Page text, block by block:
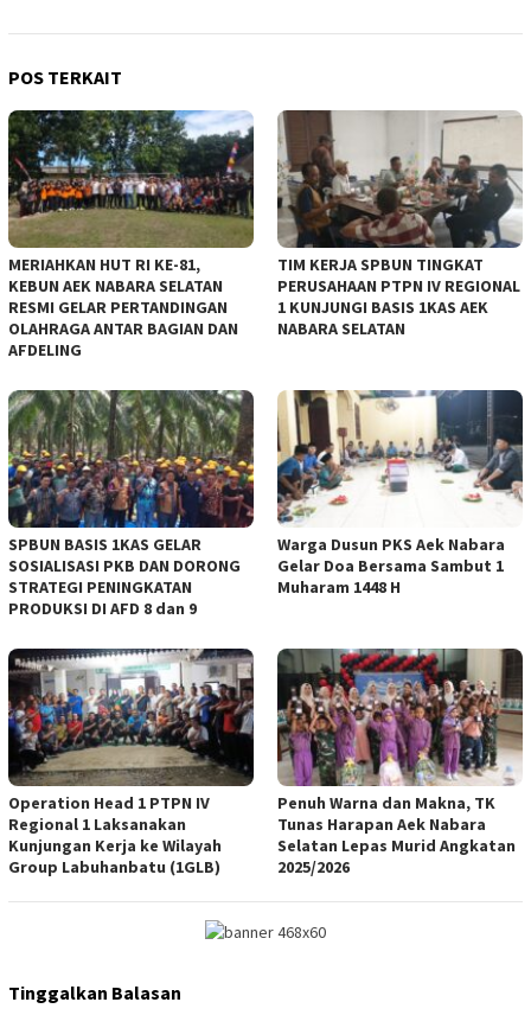
POS TERKAIT
MERIAHKAN HUT RI KE-81,
KEBUN AEK NABARA SELATAN
RESMI GELAR PERTANDINGAN
OLAHRAGA ANTAR BAGIAN DAN
AFDELING
TIM KERJA SPBUN TINGKAT
PERUSAHAAN PTPN IV REGIONAL
1 KUNJUNGI BASIS 1KAS AEK
NABARA SELATAN
‎SPBUN BASIS 1KAS GELAR
SOSIALISASI PKB DAN DORONG
STRATEGI PENINGKATAN
PRODUKSI DI AFD 8 dan 9
‎Warga Dusun PKS Aek Nabara
Gelar Doa Bersama Sambut 1
Muharam 1448 H
Operation Head 1 PTPN IV
Regional 1 Laksanakan
Kunjungan Kerja ke Wilayah
Group Labuhanbatu (1GLB)
Penuh Warna dan Makna, TK
Tunas Harapan Aek Nabara
Selatan Lepas Murid Angkatan
2025/2026
Tinggalkan Balasan